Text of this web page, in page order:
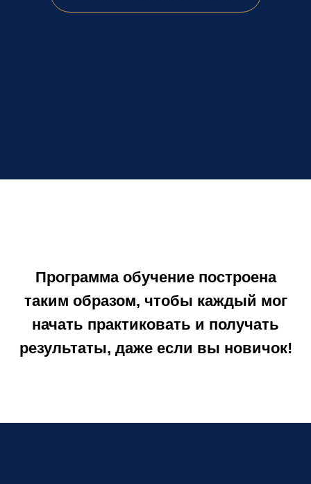
Программа обучение построена
таким образом, чтобы каждый мог
начать практиковать и получать
результаты, даже если вы новичок!